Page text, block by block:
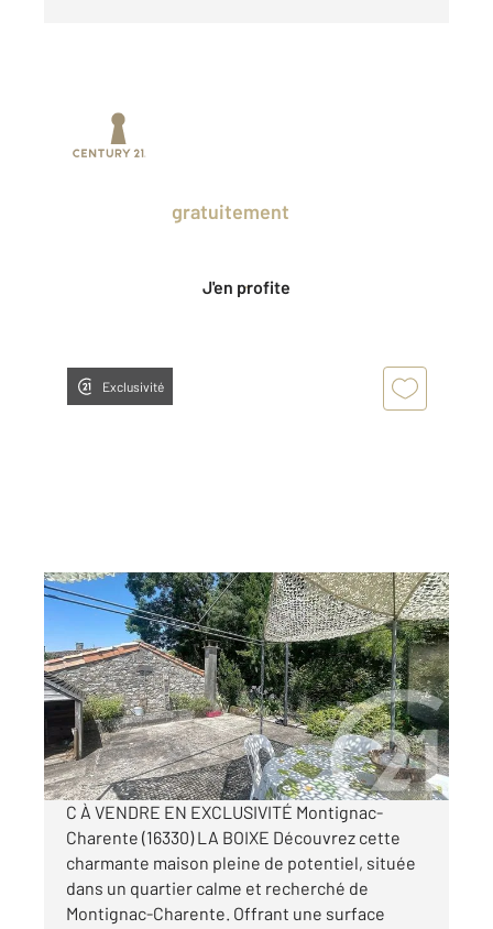
gratuitement
J'en profite
Exclusivité
MONTIGNAC CHARENTE 16
129,42 m2, 5 pièces
Ref : 8146
Maison à vendre
140 000 €
Visiter le site dédié
C À VENDRE EN EXCLUSIVITÉ Montignac-
Charente (16330) LA BOIXE Découvrez cette
charmante maison pleine de potentiel, située
dans un quartier calme et recherché de
Montignac-Charente. Offrant une surface